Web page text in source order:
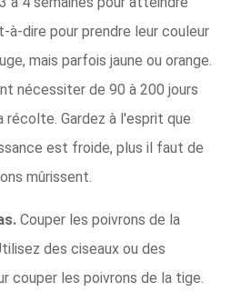
à-dire pour prendre leur couleur
mais parfois jaune ou orange.
nécessiter de 90 à 200 jours
récolte. Gardez à l'esprit que
est froide, plus il faut de
mûrissent.
Couper les poivrons de la
des ciseaux ou des
couper les poivrons de la tige.